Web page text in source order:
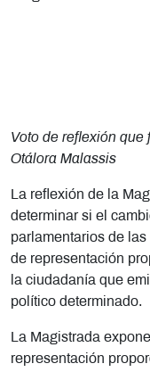
Voto de reflexión que
Otálora Malassis
La reflexión de la
determinar si el
parlamentarios de
de representación
la ciudadanía que
político determinado.
La Magistrada
representación